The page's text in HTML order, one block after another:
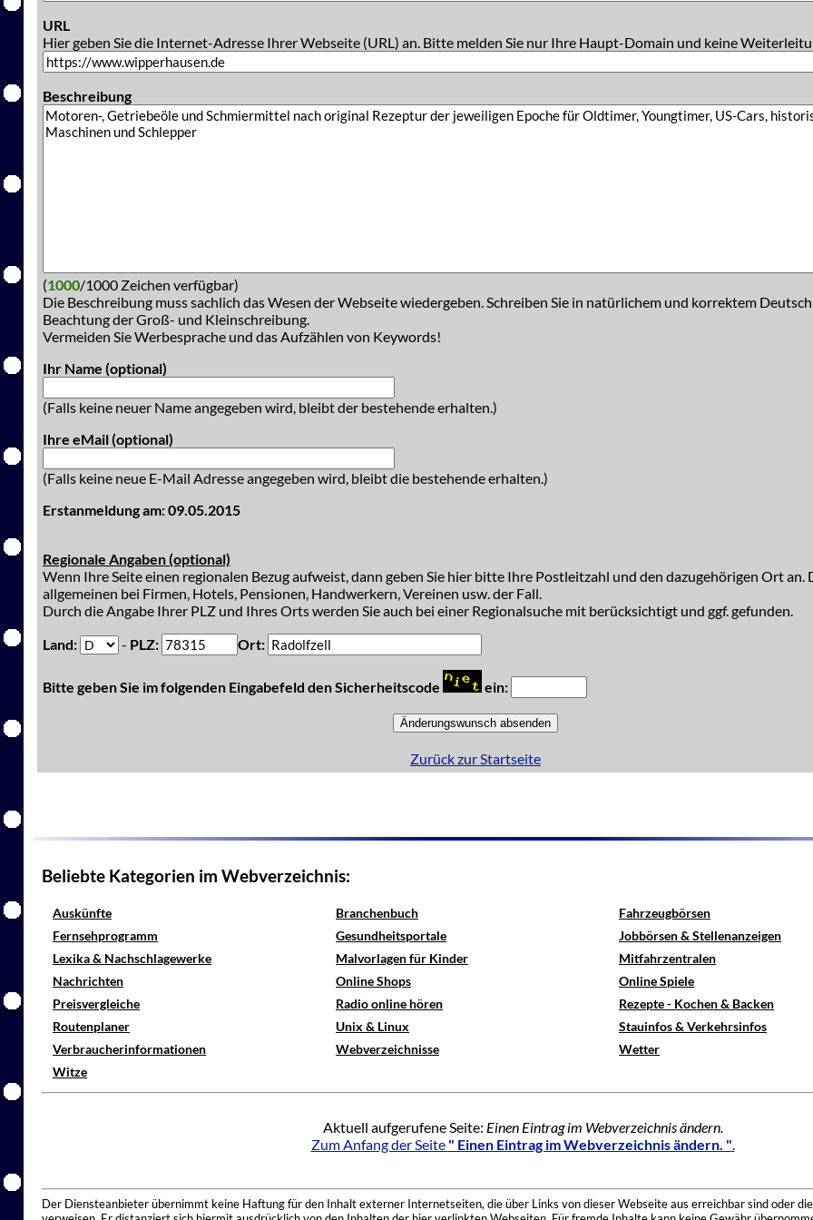
URL
Hier geben Sie die Internet-Adresse Ihrer Webseite (URL) an. Bitte melden Sie nur Ihre Haupt-Domain und keine
Beschreibung
(1000/1000 Zeichen verfügbar)
Die Beschreibung muss sachlich das Wesen der Webseite wiedergeben. Schreiben Sie in natürlichem und korrektem
Beachtung der Groß- und Kleinschreibung.
Vermeiden Sie Werbesprache und das Aufzählen von Keywords!
Ihr Name (optional)
(Falls keine neuer Name angegeben wird, bleibt der bestehende erhalten.)
Ihre eMail (optional)
(Falls keine neue E-Mail Adresse angegeben wird, bleibt die bestehende erhalten.)
Erstanmeldung am: 09.05.2015
Regionale Angaben (optional)
Wenn Ihre Seite einen regionalen Bezug aufweist, dann geben Sie hier bitte Ihre Postleitzahl und den dazugehörigen Ort an.
allgemeinen bei Firmen, Hotels, Pensionen, Handwerkern, Vereinen usw. der Fall.
Durch die Angabe Ihrer PLZ und Ihres Orts werden Sie auch bei einer Regionalsuche mit berücksichtigt und ggf. gefunden.
Land:
- PLZ: Ort:
Bitte geben Sie im folgenden Eingabefeld den Sicherheitscode ein:
Zurück zur Startseite
Beliebte Kategorien im Webverzeichnis:
Auskünfte Branchenbuch
Fahrzeugbörsen
Fernsehprogramm
Gesundheitsportale
Jobbörsen & Stellenanzeigen
Lexika & Nachschlagewerke
Malvorlagen für Kinder
Mitfahrzentralen
Nachrichten
Online Shops
Online Spiele
Preisvergleiche
Radio online hören
Rezepte - Kochen & Backen
Routenplaner
Unix & Linux
Stauinfos & Verkehrsinfos
Verbraucherinformationen
Webverzeichnisse
Wetter
Witze
Aktuell aufgerufene Seite: Einen Eintrag im Webverzeichnis ändern.
Zum Anfang der Seite " Einen Eintrag im Webverzeichnis ändern. ".
Der Diensteanbieter übernimmt keine Haftung für den Inhalt externer Internetseiten, die über Links von dieser Webseite aus erreichbar sind oder